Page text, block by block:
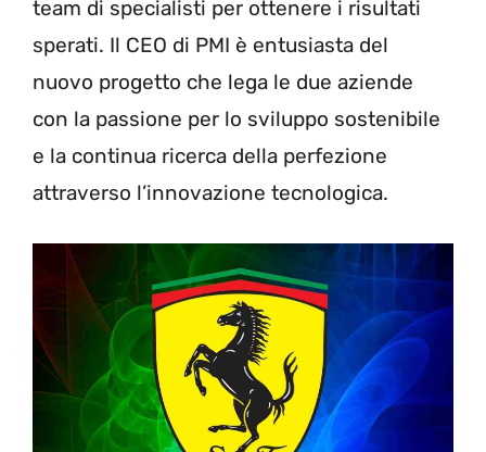
team di specialisti per ottenere i risultati
sperati. Il CEO di PMI è entusiasta del
nuovo progetto che lega le due aziende
con la passione per lo sviluppo sostenibile
e la continua ricerca della perfezione
attraverso l’innovazione tecnologica.